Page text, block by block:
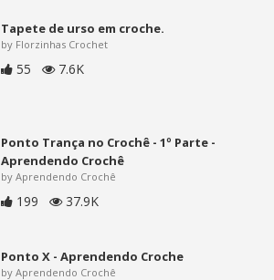
Tapete de urso em croche.
by Florzinhas Crochet
55 7.6K
Ponto Trança no Crochê - 1º Parte -
Aprendendo Crochê
by Aprendendo Crochê
199 37.9K
Ponto X - Aprendendo Croche
by Aprendendo Crochê